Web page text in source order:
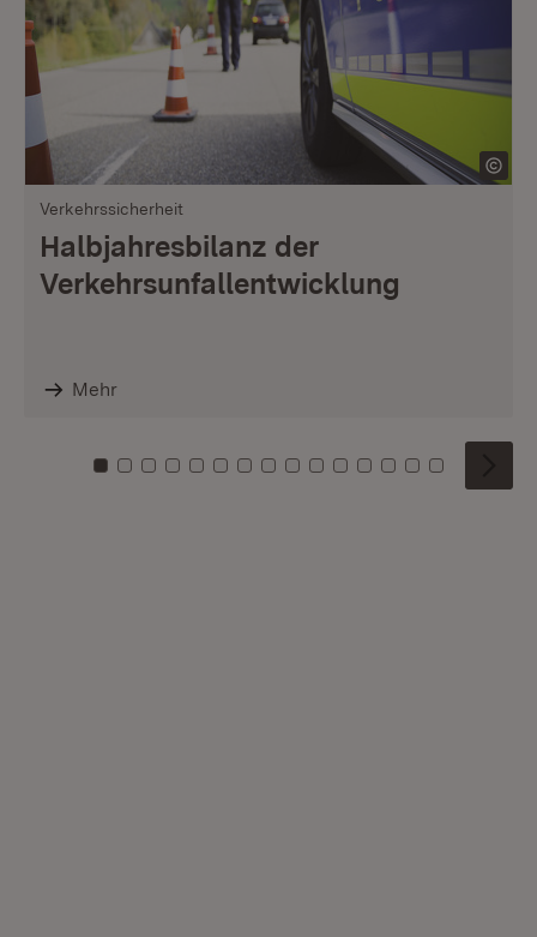
Verkehrssicherheit
Halbjahresbilanz der
Verkehrsunfallentwicklung
Mehr
Zu Kachel: 0
Zu Kachel: 1
Zu Kachel: 2
Zu Kachel: 3
Zu Kachel: 4
Zu Kachel: 5
Zu Kachel: 6
Zu Kachel: 7
Zu Kachel: 8
Zu Kachel: 9
Zu Kachel: 10
Zu Kachel: 11
Zu Kachel: 12
Zu Kachel:
Zu